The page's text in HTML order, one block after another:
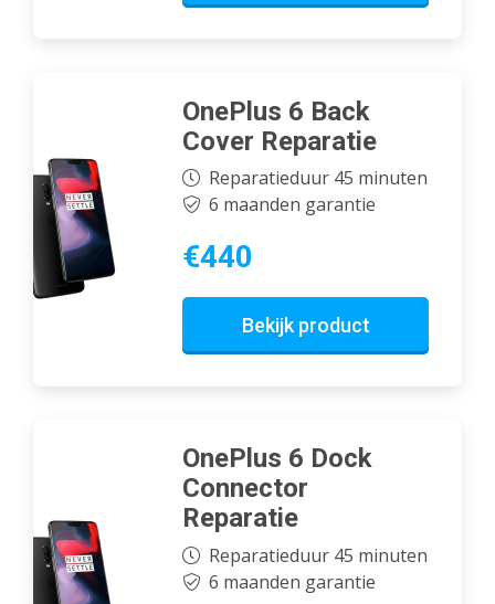
OnePlus 6 Back
Cover Reparatie
Reparatieduur 45 minuten
6 maanden garantie
€440
Bekijk product
OnePlus 6 Dock
Connector
Reparatie
Reparatieduur 45 minuten
6 maanden garantie